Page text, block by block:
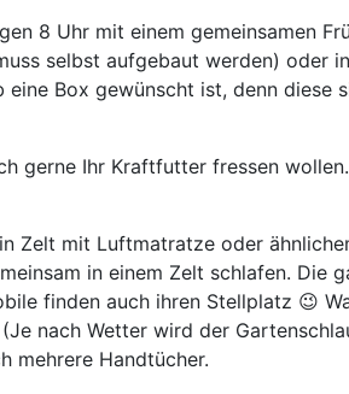
8 Uhr mit einem gemeinsamen
selbst aufgebaut werden) oder
Box gewünscht ist, denn diese
gerne Ihr Kraftfutter fressen
Zelt mit Luftmatratze oder
in einem Zelt schlafen. Die
finden auch ihren Stellplatz 😉
nach Wetter wird der
mehrere Handtücher.